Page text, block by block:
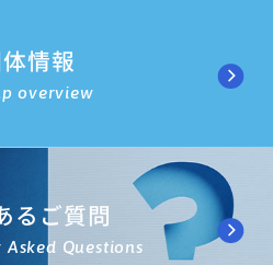
情報
overview
るご質問
Questions